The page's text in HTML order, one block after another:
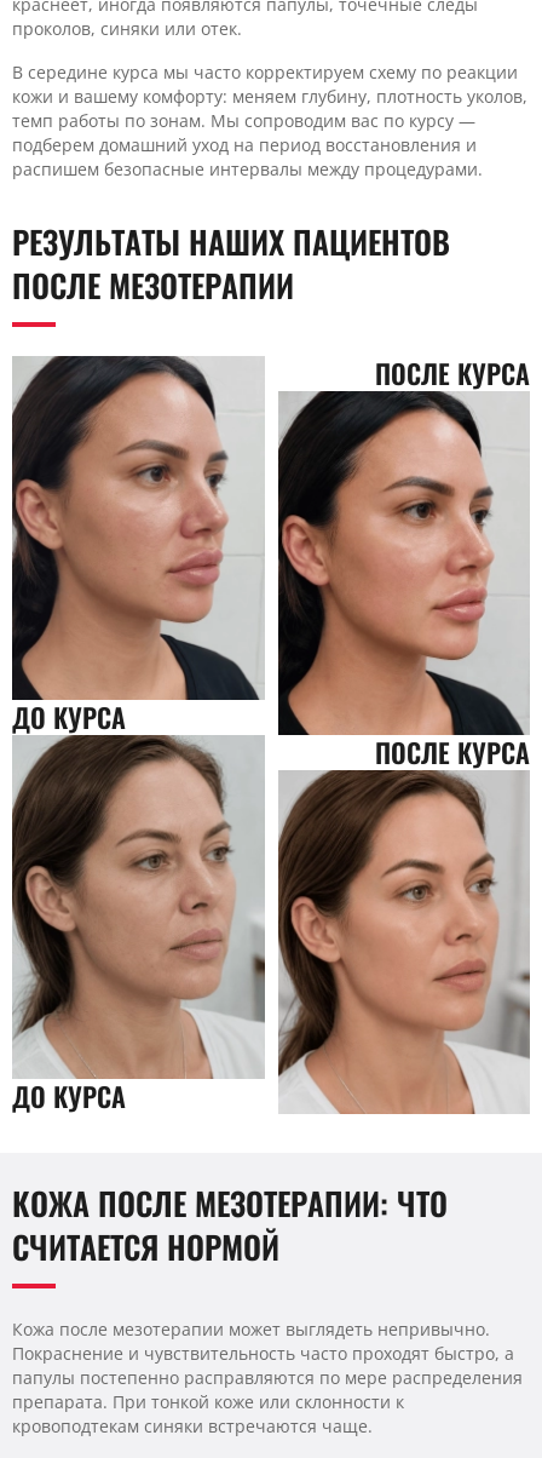
проколов, синяки или отек.
В середине курса мы часто корректируем схему по реакции
кожи и вашему комфорту: меняем глубину, плотность уколов,
темп работы по зонам. Мы сопроводим вас по курсу —
подберем домашний уход на период восстановления и
распишем безопасные интервалы между процедурами.
РЕЗУЛЬТАТЫ НАШИХ ПАЦИЕНТОВ
ПОСЛЕ МЕЗОТЕРАПИИ
ДО КУРСА
ПОСЛЕ КУРСА
ДО КУРСА
ПОСЛЕ КУРСА
КОЖА ПОСЛЕ МЕЗОТЕРАПИИ: ЧТО
СЧИТАЕТСЯ НОРМОЙ
Кожа после мезотерапии может выглядеть непривычно.
Покраснение и чувствительность часто проходят быстро, а
папулы постепенно расправляются по мере распределения
препарата. При тонкой коже или склонности к
кровоподтекам синяки встречаются чаще.